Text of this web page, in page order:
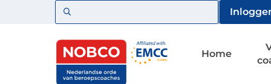
Zoeken
Home